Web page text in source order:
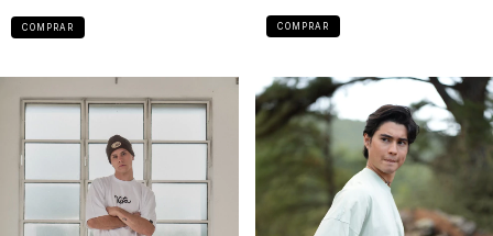
COMPRAR COMPRAR